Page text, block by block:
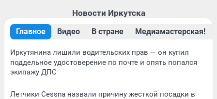
Новости Иркутска
Главное Видео В стране Медиамастерская!
Иркутянина лишили водительских прав — он купил
поддельное удостоверение по почте и опять попался
экипажу ДПС
Летчики Cessna назвали причину жесткой посадки в